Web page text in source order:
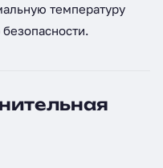
температуру